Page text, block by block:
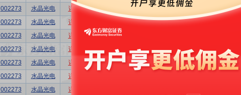
002273 水晶光电 详细 数据 股吧 87 机构策略会,... 副
002273 水晶光电 详细 69 特定对象调研...
002273 水晶光电 详细 数据 股吧
002273 水晶光电 详细 数据 股吧 4 特定对象调研...
002273 水晶光电 详细 数据 股吧 212 特定对象调研...
002273 水晶光电 详细
002273 水晶光电 详细